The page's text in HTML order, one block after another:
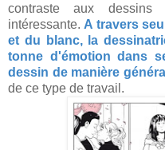
contraste aux
intéressante. A travers
et du blanc, la
tonne d'émotion dans
dessin de manière
de ce type de travail.